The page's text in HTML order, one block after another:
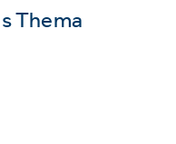
Thema